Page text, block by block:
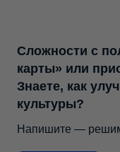
Сложности с
карты» или
Знаете, как
культуры?
Напишите —